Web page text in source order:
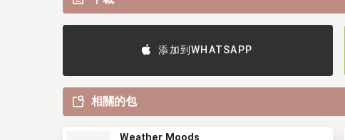
添加到WHATSAPP
相關的包
Weather Moods